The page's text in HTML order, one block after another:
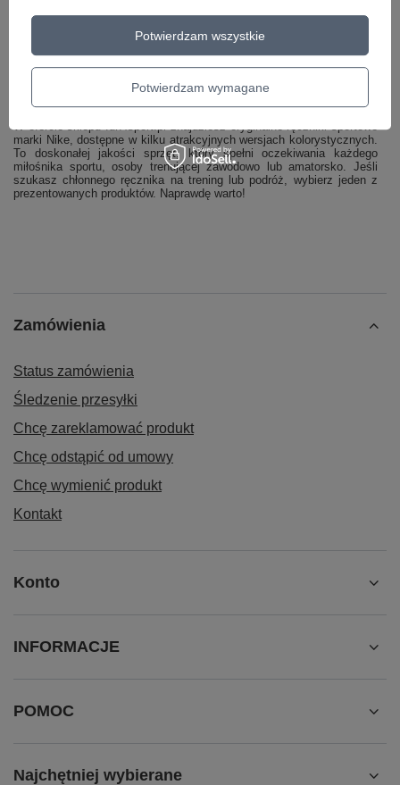
użyciu, przygotowaliśmy dla Ciebie różnokolorowe egzemplarze
wykonane z miękkiego materiału PVA, który bez problemu wchłonie
znaczną ilość wilgoci. By zapewnić optymalną skuteczność działania,
ręczniki Swim Hydro Towel od Nike muszą być lekko wilgotne, dlatego
zawsze należy przechowywać je w oryginalnym opakowaniu. Po
każdorazowym użyciu, w celu zapobieżenia gromadzeniu się na
marki Nike, dostępne w kilku atrakcyjnych wersjach kolorystycznych.
To doskonałej jakości sprzęt, który spełni oczekiwania każdego
miłośnika sportu, osoby trenującej zawodowo lub amatorsko. Jeśli
szukasz chłonnego ręcznika na trening lub podróż, wybierz jeden z
prezentowanych produktów. Naprawdę warto!
Zamówienia
Status zamówienia
Śledzenie przesyłki
Chcę zareklamować produkt
Chcę odstąpić od umowy
Chcę wymienić produkt
Kontakt
Konto
INFORMACJE
POMOC
Najchętniej wybierane
Potwierdzam wymagane
Potwierdzam wszystkie